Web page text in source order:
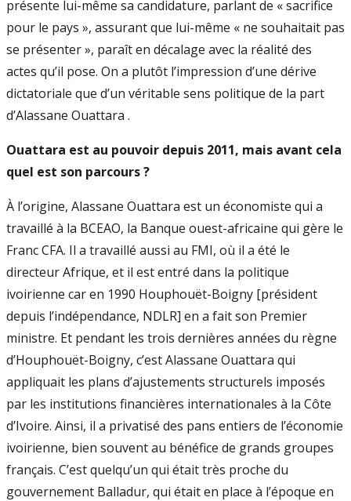
présente lui-même sa candidature, parlant de « sacrifice
pour le pays », assurant que lui-même « ne souhaitait pas
se présenter », paraît en décalage avec la réalité des
actes qu’il pose. On a plutôt l’impression d’une dérive
dictatoriale que d’un véritable sens politique de la part
d’Alassane Ouattara .
Ouattara est au pouvoir depuis 2011, mais avant cela
quel est son parcours ?
À l’origine, Alassane Ouattara est un économiste qui a
travaillé à la BCEAO, la Banque ouest-africaine qui gère le
Franc CFA. Il a travaillé aussi au FMI, où il a été le
directeur Afrique, et il est entré dans la politique
ivoirienne car en 1990 Houphouët-Boigny [président
depuis l’indépendance, NDLR] en a fait son Premier
ministre. Et pendant les trois dernières années du règne
d’Houphouët-Boigny, c’est Alassane Ouattara qui
appliquait les plans d’ajustements structurels imposés
par les institutions financières internationales à la Côte
d’Ivoire. Ainsi, il a privatisé des pans entiers de l’économie
ivoirienne, bien souvent au bénéfice de grands groupes
français. C’est quelqu’un qui était très proche du
gouvernement Balladur, qui était en place à l’époque en